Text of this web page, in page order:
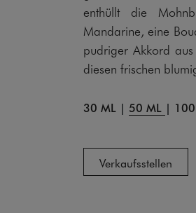
enthüllt die
Mandarine, eine
pudriger Akkord
diesen frischen
30 ML | 50 ML |
Verkaufsstellen